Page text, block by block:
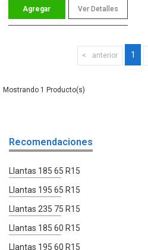
Ver Detalles
anterior 1
1
Recomendaciones
Llantas 185 65 R15
Llantas 195 65 R15
Llantas 235 75 R15
Llantas 185 60 R15
Llantas 195 60 R15